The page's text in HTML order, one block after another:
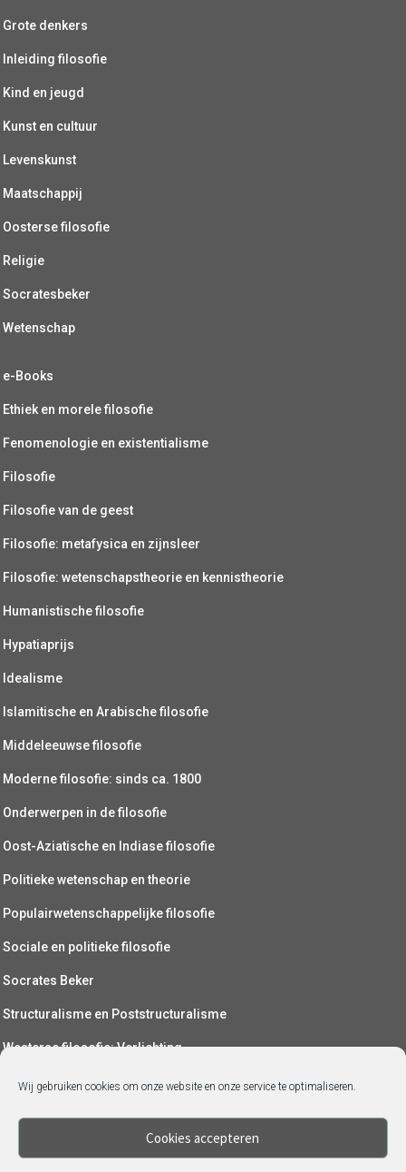
Wij gebruiken cookies om onze website en onze service te optimaliseren.
Cookies accepteren
Grote denkers
Inleiding filosofie
Kind en jeugd
Kunst en cultuur
Levenskunst
Maatschappij
Oosterse filosofie
Religie
Socratesbeker
Wetenschap
e-Books
Ethiek en morele filosofie
Fenomenologie en existentialisme
Filosofie
Filosofie van de geest
Filosofie: metafysica en zijnsleer
Filosofie: wetenschapstheorie en kennistheorie
Humanistische filosofie
Hypatiaprijs
Idealisme
Islamitische en Arabische filosofie
Middeleeuwse filosofie
Moderne filosofie: sinds ca. 1800
Onderwerpen in de filosofie
Oost-Aziatische en Indiase filosofie
Politieke wetenschap en theorie
Populairwetenschappelijke filosofie
Sociale en politieke filosofie
Socrates Beker
Structuralisme en Poststructuralisme
Westerse filosofie: Verlichting
Wetenschapsfilosofie
Yoga (als filosofie)